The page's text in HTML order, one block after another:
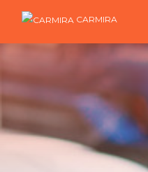
CARMIRA